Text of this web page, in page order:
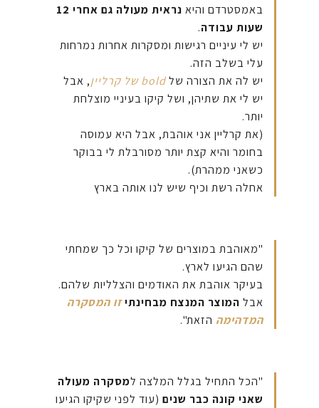
באמסטרדם והיא
נראית מעולה גם אחרי 12
שעות עבודה.
יש לי עיניים רגישות ומסקרות אחרות נמרחות
עלי בשלב הזה.
יש לה את הצורה שלbold של קרליין
, אבל
יש לי את שתיהן, ושל קיקו בעיניי מוצלחת
יותר.
(את קרליין אני אוהבת, אבל היא עמוסה
בחומר והיא קצת יותר מסורבלת לי בבוקר
כשאני ממהרת).
אחלה רשת וכיף שיש לנו אותה בארץ
"מאוהבת במוצרים של קיקו וכל כך שמחתי
שהם הגיעו לארץ.
בעיקר אוהבת את האודמים והצלליות שלהם.
אבל המוצר המנצח מבחינתיזו המסקרה
המדהימה הזאת".
"הכל התחיל בגלל המלצה למסקרה מעולה
שאני קונה כבר שנים (עוד לפני שקיקו הגיעו